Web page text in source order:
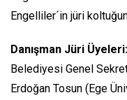
Engelliler´in jüri
Danışman Jüri Üyeleri:
Belediyesi Genel
Erdoğan Tosun (Ege